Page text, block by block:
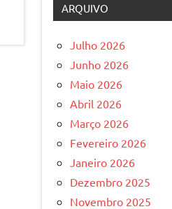
ARQUIVO
Julho 2026
Junho 2026
Maio 2026
Abril 2026
Março 2026
Fevereiro 2026
Janeiro 2026
Dezembro 2025
Novembro 2025